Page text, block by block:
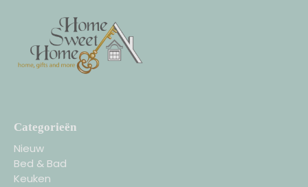
Categorieën
Nieuw
Bed & Bad
Keuken